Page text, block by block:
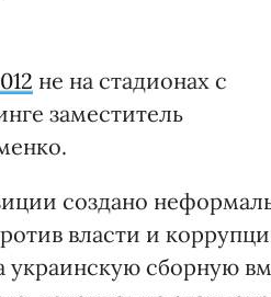
не на стадионах с
заместитель
создано
власти и
украинскую сборную